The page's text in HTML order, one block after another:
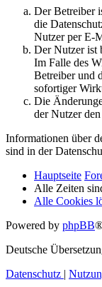
Der Betreiber
die
Nutzer per E-
Der Nutzer ist
Im Falle des
Betreiber und
sofortiger
Die
der Nutzer
Informationen über
sind in der
Hauptseite
Alle Zeiten
Alle Cookies
Powered by phpBB
Deutsche
Datenschutz |